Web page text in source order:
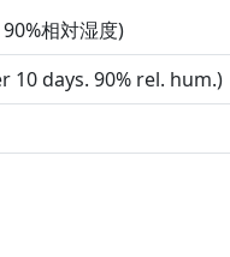
相対湿度)
10 days. 90% rel. hum.)